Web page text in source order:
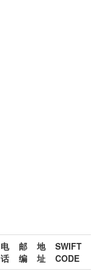
电
话
邮
编
地
址
SWIFT
CODE